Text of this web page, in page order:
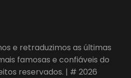
e retraduzimos as últimas
famosas e confiáveis do
reservados. | # 2026